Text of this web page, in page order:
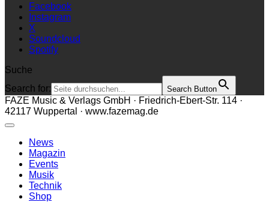
Facebook
Instagram
X
Soundcloud
Spotify
Suche
Search for:
Search Button
FAZE Music & Verlags GmbH · Friedrich-Ebert-Str. 114 ·
42117 Wuppertal · www.fazemag.de
News
Magazin
Events
Musik
Technik
Shop